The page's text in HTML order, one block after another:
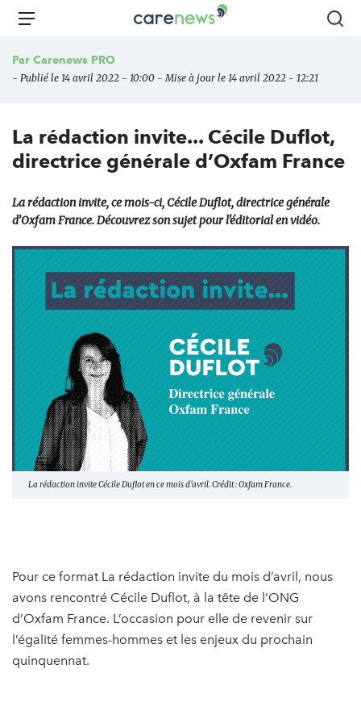
Aller
principal
Carenews,
des
l'engagement
Menu
Par Carenews PRO
- Publié le 14 avril 2022 - 10:00 - Mise à jour le 14 avril 2022 - 12:21
La rédaction invite... Cécile Duflot,
directrice générale d’Oxfam France
La rédaction invite, ce mois-ci, Cécile Duflot, directrice générale
d’Oxfam France. Découvrez son sujet pour l'éditorial en vidéo.
La rédaction invite Cécile Duflot en ce mois d'avril. Crédit : Oxfam France.
Pour ce format La rédaction invite du mois d’avril, nous
avons rencontré Cécile Duflot, à la tête de l’ONG
d’Oxfam France. L’occasion pour elle de revenir sur
l’égalité femmes-hommes et les enjeux du prochain
quinquennat.